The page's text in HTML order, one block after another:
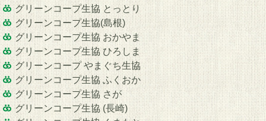
グリーンコープ生協 とっとり
グリーンコープ生協(島根)
グリーンコープ生協 おかやま
グリーンコープ生協 ひろしま
グリーンコープ やまぐち生協
グリーンコープ生協 ふくおか
グリーンコープ生協 さが
グリーンコープ生協 (長崎)